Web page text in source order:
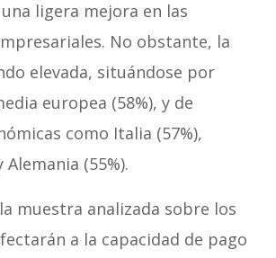
ligera mejora en las
No obstante, la
elevada, situándose por
europea (58%), y de
como Italia (57%),
Alemania (55%).
muestra analizada sobre los
a la capacidad de pago